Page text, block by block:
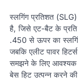
स्लगिंग प्रतिशत (SLG)
है, जिसे एट-बैट के
.450 से ऊपर का स्लगिंग
जबकि एलीट पावर
समझने के लिए आवश्यक
बेस हिट उत्पन्न करने की